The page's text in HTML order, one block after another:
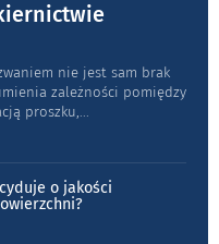
nie jest sam brak
zależności pomiędzy
proszku,...
o jakości